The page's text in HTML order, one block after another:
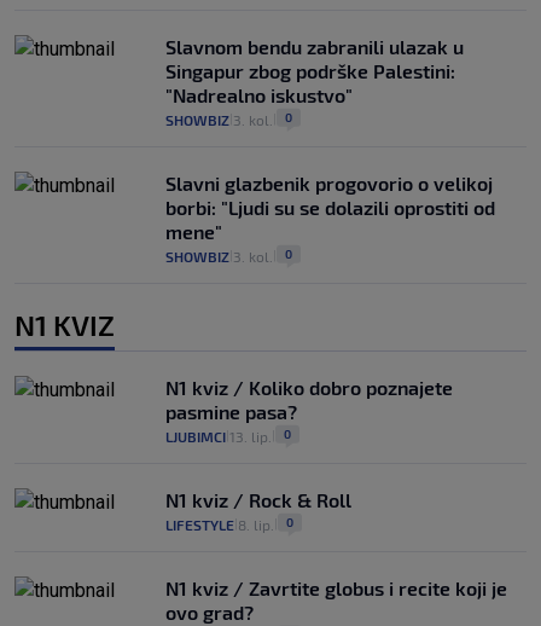
Slavnom bendu zabranili ulazak u
Singapur zbog podrške Palestini:
"Nadrealno iskustvo"
SHOWBIZ 3. kol. 0
Slavni glazbenik progovorio o velikoj
borbi: "Ljudi su se dolazili oprostiti od
mene"
SHOWBIZ 3. kol. 0
N1 KVIZ
N1 kviz / Koliko dobro poznajete
pasmine pasa?
LJUBIMCI 13. lip. 0
N1 kviz / Rock & Roll
LIFESTYLE 8. lip. 0
N1 kviz / Zavrtite globus i recite koji je
ovo grad?